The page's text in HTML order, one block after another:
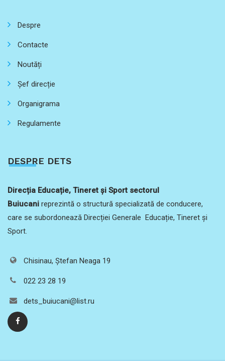
Despre
Contacte
Noutăți
Șef direcție
Organigrama
Regulamente
DESPRE DETS
Direcția Educație, Tineret și Sport sectorul
Buiucani reprezintă o structură specializată de conducere,
care se subordonează Direcției Generale Educație, Tineret și
Sport.
Chisinau, Ștefan Neaga 19
022 23 28 19
dets_buiucani@list.ru